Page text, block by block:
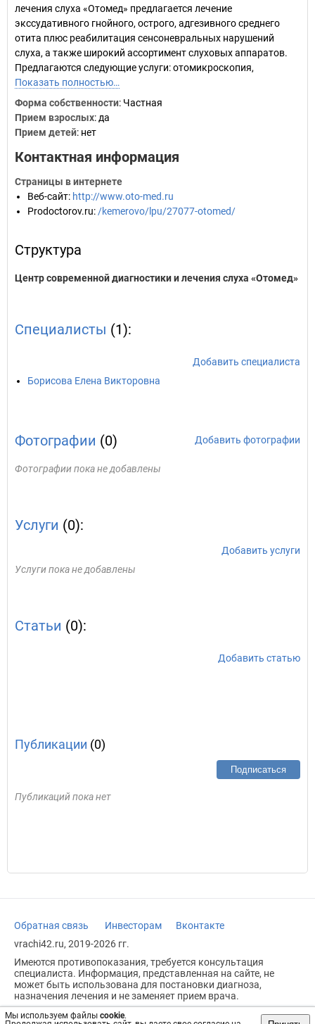
Мы используем файлы cookie.
лечения слуха «Отомед» предлагается лечение
экссудативного гнойного, острого, адгезивного среднего
отита плюс реабилитация сенсоневральных нарушений
слуха, а также широкий ассортимент слуховых аппаратов.
Предлагаются следующие услуги: отомикроскопия,
Показать полностью…
Форма собственности: Частная
Прием взрослых: да
Прием детей: нет
Контактная информация
Страницы в интернете
Веб-сайт: http://www.oto-med.ru
Prodoctorov.ru: /kemerovo/lpu/27077-otomed/
Структура
Центр современной диагностики и лечения слуха «Отомед»
Специалисты (1):
Добавить специалиста
Борисова Елена Викторовна
Фотографии (0) Добавить фотографии
Фотографии пока не добавлены
Услуги (0):
Добавить услуги
Услуги пока не добавлены
Статьи (0):
Добавить статью
Публикации (0)
Подписаться
Публикаций пока нет
Обратная связь Инвесторам
Вконтакте
vrachi42.ru, 2019-2026 гг.
Имеются противопоказания, требуется консультация
специалиста. Информация, представленная на сайте, не
может быть использована для постановки диагноза,
назначения лечения и не заменяет прием врача.
Возрастное ограничение: 18+